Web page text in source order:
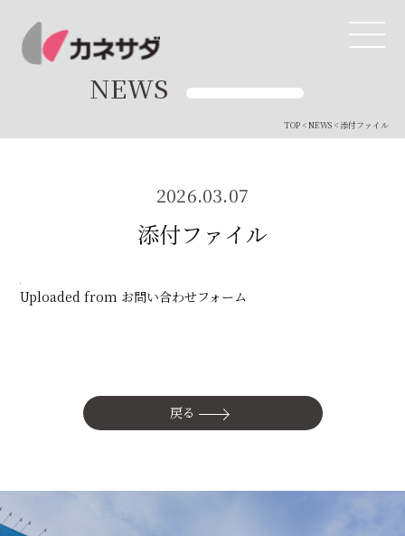
TOP
生産体制
美味しい安心
かね貞の歴史
NEWS
TOP<NEWS< 添付ファイル
2026.03.07
添付ファイル
Uploaded from お問い合わせフォーム
戻る